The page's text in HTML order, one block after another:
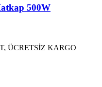
500W
ÜCRETSİZ KARGO